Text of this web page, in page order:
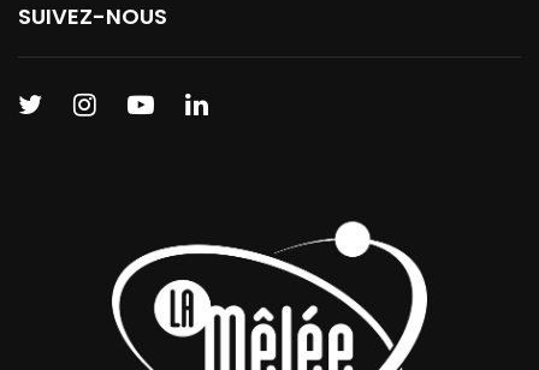
SUIVEZ-NOUS